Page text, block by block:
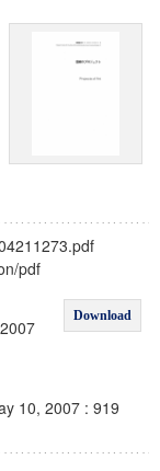
pdf
Download
10, 2007 : 919